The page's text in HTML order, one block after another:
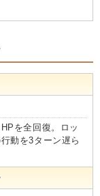
を全回復。ロッ
動を3ターン遅ら